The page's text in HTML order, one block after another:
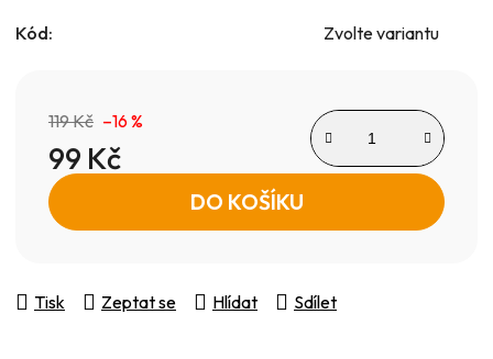
Kód: Zvolte variantu
119 Kč –16 %
99 Kč
Měrná cena: DO KOŠÍKU
Tisk Zeptat se Hlídat Sdílet